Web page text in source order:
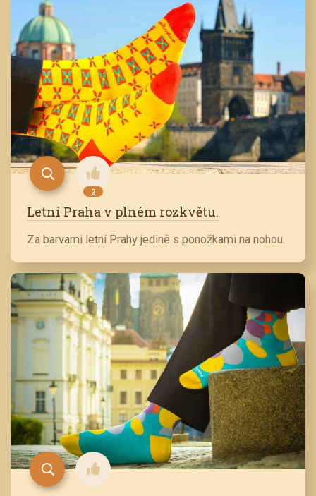
2
Letní Praha v plném rozkvětu.
Za barvami letní Prahy jedině s ponožkami na nohou.